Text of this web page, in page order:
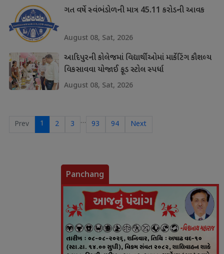
ગત વર્ષે સ્વંભંડોળની માત્ર 45.11 કરોડની આવક
August 08, Sat, 2026
આદિપુરની કોલેજમાં વિદ્યાર્થીઓમાં માર્કેટિંગ કૌશલ્ય
વિકસાવવા યોજાઈ ફૂડ સ્ટોલ સ્પર્ધા
August 08, Sat, 2026
Prev 1 2 3 … 93 94 Next
Panchang